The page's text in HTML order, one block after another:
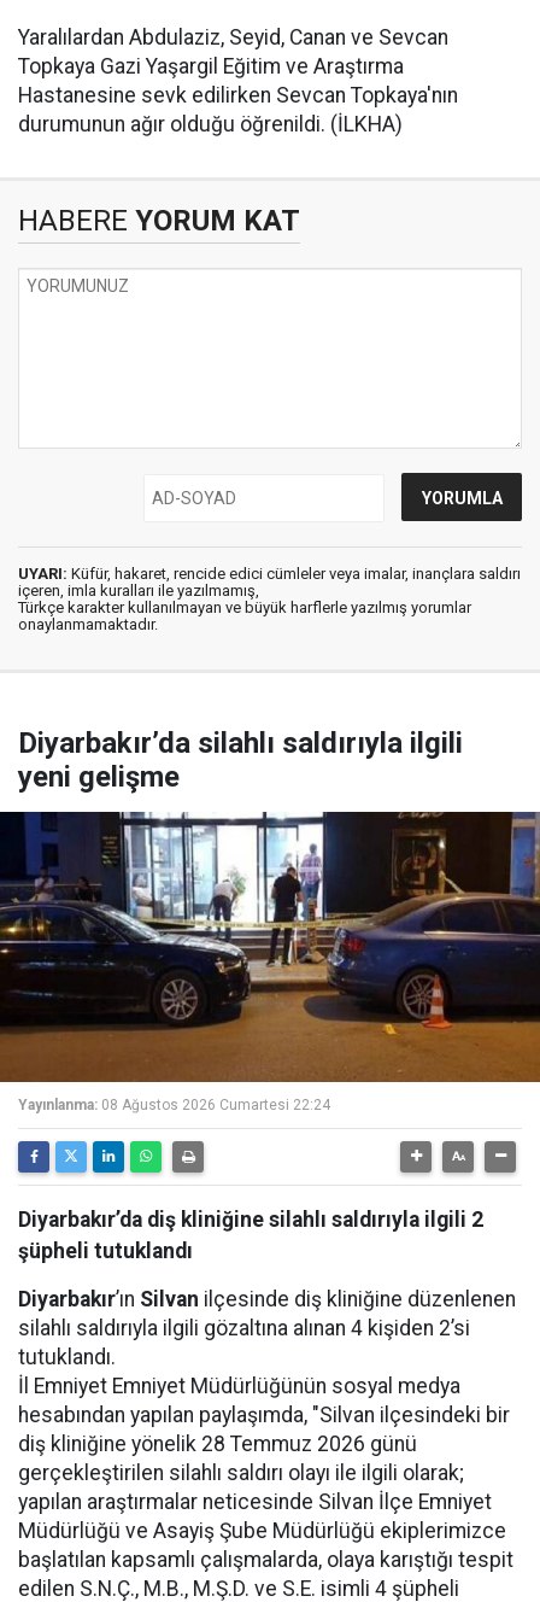
Yaralılardan Abdulaziz, Seyid, Canan ve Sevcan
Topkaya Gazi Yaşargil Eğitim ve Araştırma
Hastanesine sevk edilirken Sevcan Topkaya'nın
durumunun ağır olduğu öğrenildi. (İLKHA)
HABERE YORUM KAT
UYARI: Küfür, hakaret, rencide edici cümleler veya imalar, inançlara saldırı
içeren, imla kuralları ile yazılmamış,
Türkçe karakter kullanılmayan ve büyük harflerle yazılmış yorumlar
onaylanmamaktadır.
Diyarbakır’da silahlı saldırıyla ilgili
yeni gelişme
Yayınlanma: 08 Ağustos 2026 Cumartesi 22:24
Diyarbakır’da diş kliniğine silahlı saldırıyla ilgili 2
şüpheli tutuklandı
Diyarbakır’ın Silvan ilçesinde diş kliniğine düzenlenen
silahlı saldırıyla ilgili gözaltına alınan 4 kişiden 2’si
tutuklandı.
İl Emniyet Emniyet Müdürlüğünün sosyal medya
hesabından yapılan paylaşımda, "Silvan ilçesindeki bir
diş kliniğine yönelik 28 Temmuz 2026 günü
gerçekleştirilen silahlı saldırı olayı ile ilgili olarak;
yapılan araştırmalar neticesinde Silvan İlçe Emniyet
Müdürlüğü ve Asayiş Şube Müdürlüğü ekiplerimizce
başlatılan kapsamlı çalışmalarda, olaya karıştığı tespit
edilen S.N.Ç., M.B., M.Ş.D. ve S.E. isimli 4 şüpheli